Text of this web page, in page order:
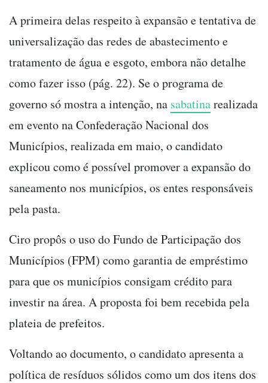
A primeira delas respeito à expansão e tentativa de
universalização das redes de abastecimento e
tratamento de água e esgoto, embora não detalhe
como fazer isso (pág. 22). Se o programa de
governo só mostra a intenção, na sabatinarealizada
em evento na Confederação Nacional dos
Municípios, realizada em maio, o candidato
explicou como é possível promover a expansão do
saneamento nos municípios, os entes responsáveis
pela pasta.
Ciro propôs o uso do Fundo de Participação dos
Municípios (FPM) como garantia de empréstimo
para que os municípios consigam crédito para
investir na área. A proposta foi bem recebida pela
plateia de prefeitos.
Voltando ao documento, o candidato apresenta a
política de resíduos sólidos como um dos itens dos